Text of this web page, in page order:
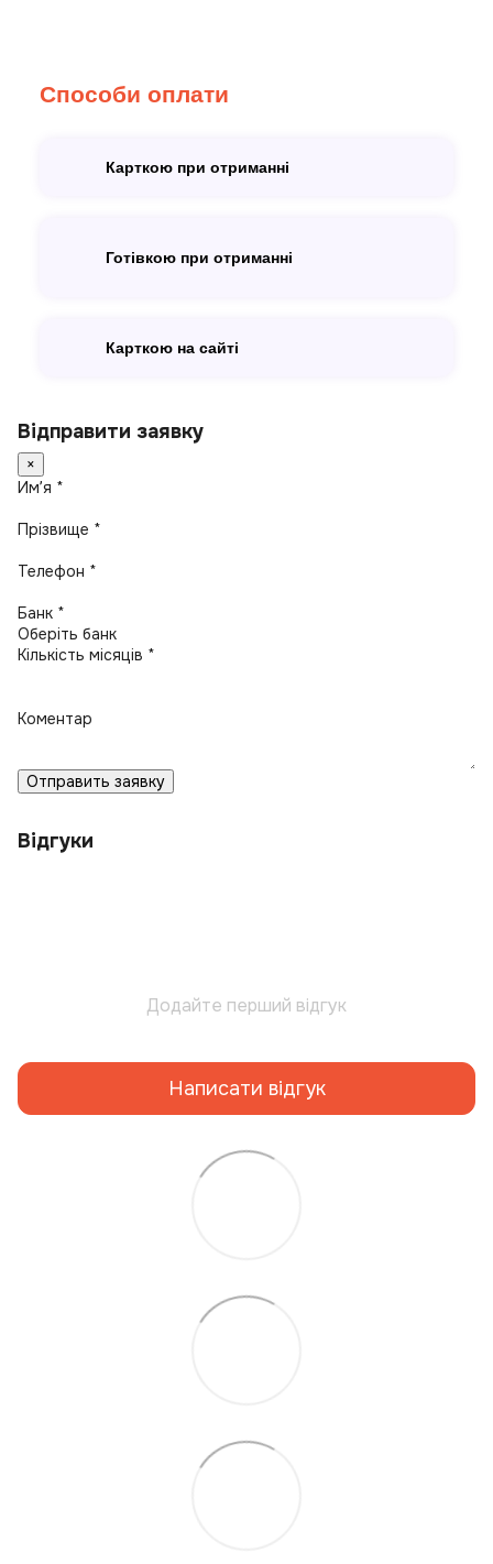
Способи оплати
Карткою при отриманні
Готівкою при отриманні
Карткою на сайті
Відправити заявку
×
Имʼя *
Прізвище *
Телефон *
Банк *
Кількість місяців *
Коментар
Отправить заявку
Відгуки
Додайте перший відгук
Написати відгук